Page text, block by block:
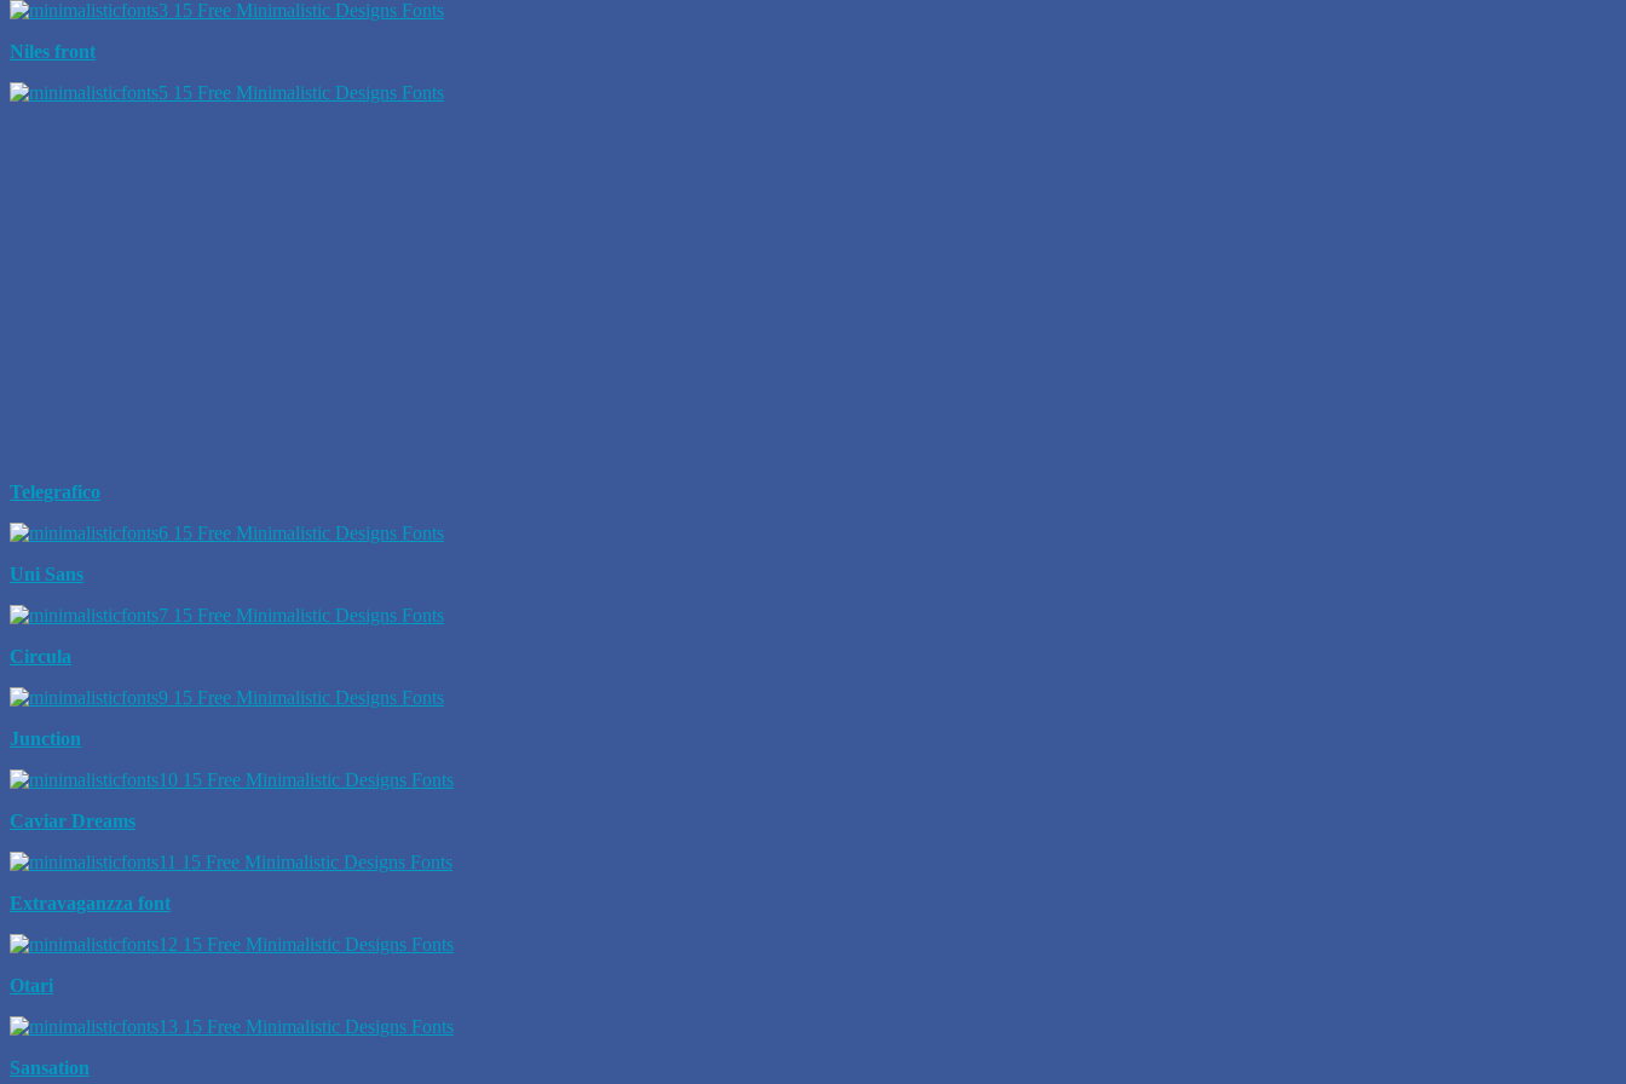
Niles front
Telegrafico
Uni Sans
Circula
Junction
Caviar Dreams
Extravaganzza font
Otari
Sansation